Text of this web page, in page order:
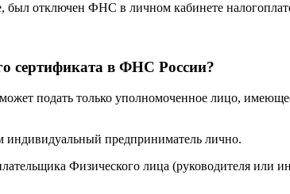
отключен ФНС в личном кабинете
сертификата в ФНС России?
подать только уполномоченное лицо,
индивидуальный предприниматель лично.
Физического лица (руководителя или